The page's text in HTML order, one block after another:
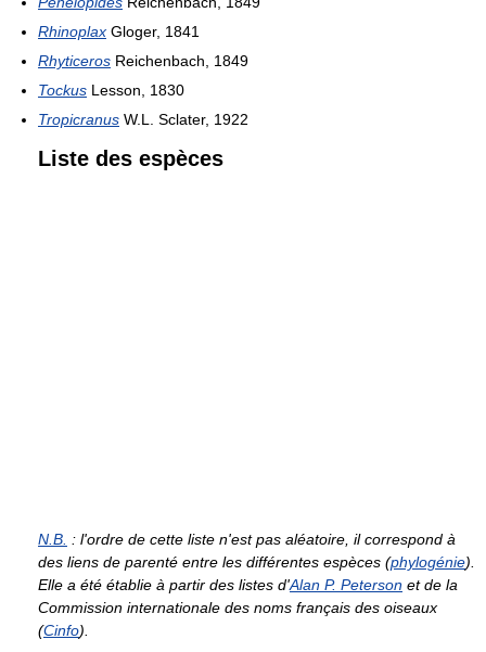
Rhinoplax Gloger, 1841
Rhyticeros Reichenbach, 1849
Tockus Lesson, 1830
Tropicranus W.L. Sclater, 1922
Liste des espèces
N.B. : l'ordre de cette liste n'est pas aléatoire, il correspond à
des liens de parenté entre les différentes espèces (phylogénie).
Elle a été établie à partir des listes d'Alan P. Peterson et de la
Commission internationale des noms français des oiseaux
(Cinfo).